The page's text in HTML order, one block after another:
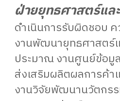
ฝ่ายยุทธศาสตร์แล
ดำเนินการรับผิดชอบ
งานพัฒนายุทธศาสตร์
ประมาณ งานศูนย์ข้อมู
ส่งเสริมผลิตผลการค้า
งานวิจัยพัฒนานวัตกร